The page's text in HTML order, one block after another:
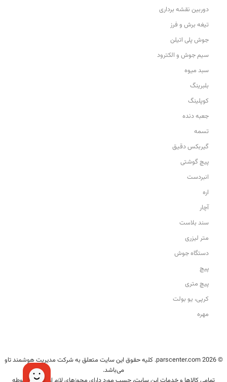
دوربین نقشه برداری
تیغه برش و فرز
جوش پلی اتیلن
سیم جوش و الکترود
سبد میوه
بلبرینگ
کوپلینگ
جعبه دنده
تسمه
گیربکس دقیق
پیچ گوشتی
انبردست
اره
آچار
سند بلاست
متر لیزری
دستگاه جوش
پیچ
پیچ متری
کرپی، یو بولت
مهره
© 2026 parscenter.com. کلیه حقوق این سایت متعلق به شرکت مدیریت هوشمند تاو
می‌باشد.